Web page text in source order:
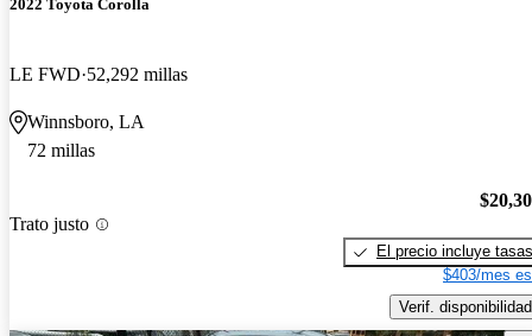
2022 Toyota Corolla
LE FWD 52,292 millas
Winnsboro, LA
72 millas
Trato justo
El precio incluye tasas
$403/mes
Verif. disponibilidad